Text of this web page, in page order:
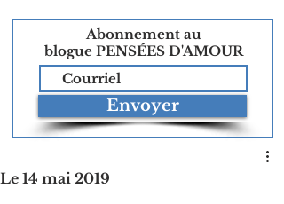
Abonnement au
blogue PENSÉES D'AMOUR
Envoyer
Le 14 mai 2019